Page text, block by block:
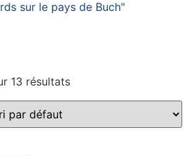
sur le pays de Buch"
13 résultats